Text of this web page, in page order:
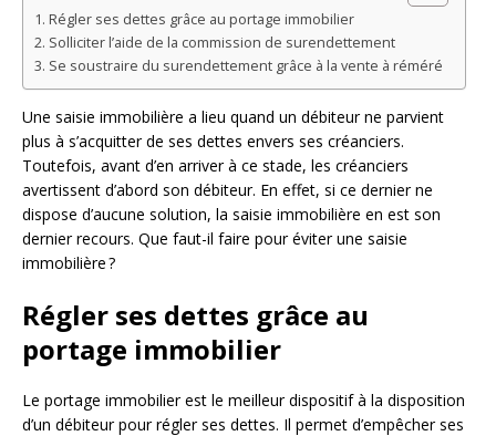
Régler ses dettes grâce au portage immobilier
Solliciter l’aide de la commission de surendettement
Se soustraire du surendettement grâce à la vente à réméré
Une saisie immobilière a lieu quand un débiteur ne parvient
plus à s’acquitter de ses dettes envers ses créanciers.
Toutefois, avant d’en arriver à ce stade, les créanciers
avertissent d’abord son débiteur. En effet, si ce dernier ne
dispose d’aucune solution, la saisie immobilière en est son
dernier recours. Que faut-il faire pour éviter une saisie
immobilière ?
Régler ses dettes grâce au
portage immobilier
Le portage immobilier est le meilleur dispositif à la disposition
d’un débiteur pour régler ses dettes. Il permet d’empêcher ses